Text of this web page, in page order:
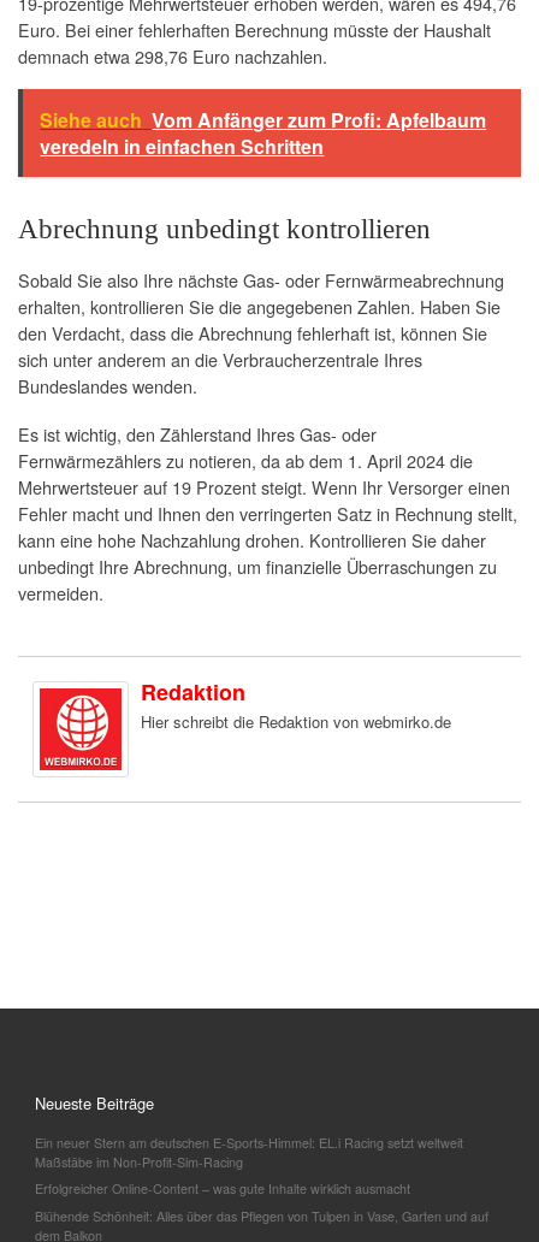
Euro. Bei einer fehlerhaften Berechnung müsste der Haushalt
demnach etwa 298,76 Euro nachzahlen.
Siehe auch Vom Anfänger zum Profi: Apfelbaum
veredeln in einfachen Schritten
Abrechnung unbedingt kontrollieren
Sobald Sie also Ihre nächste Gas- oder Fernwärmeabrechnung
erhalten, kontrollieren Sie die angegebenen Zahlen. Haben Sie
den Verdacht, dass die Abrechnung fehlerhaft ist, können Sie
sich unter anderem an die Verbraucherzentrale Ihres
Bundeslandes wenden.
Es ist wichtig, den Zählerstand Ihres Gas- oder
Fernwärmezählers zu notieren, da ab dem 1. April 2024 die
Mehrwertsteuer auf 19 Prozent steigt. Wenn Ihr Versorger einen
Fehler macht und Ihnen den verringerten Satz in Rechnung stellt,
kann eine hohe Nachzahlung drohen. Kontrollieren Sie daher
unbedingt Ihre Abrechnung, um finanzielle Überraschungen zu
vermeiden.
Redaktion
Hier schreibt die Redaktion von webmirko.de
Neueste Beiträge
Ein neuer Stern am deutschen E-Sports-Himmel: EL.i Racing setzt weltweit
Maßstäbe im Non-Profit-Sim-Racing
Erfolgreicher Online-Content – was gute Inhalte wirklich ausmacht
Blühende Schönheit: Alles über das Pflegen von Tulpen in Vase, Garten und auf
dem Balkon